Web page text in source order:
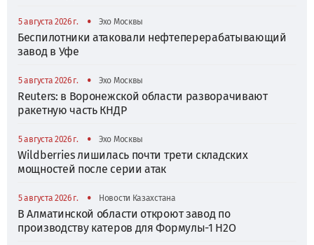
5 августа 2026 г. • Эхо Москвы
Беспилотники атаковали нефтеперерабатывающий
завод в Уфе
5 августа 2026 г. • Эхо Москвы
Reuters: в Воронежской области разворачивают
ракетную часть КНДР
5 августа 2026 г. • Эхо Москвы
Wildberries лишилась почти трети складских
мощностей после серии атак
5 августа 2026 г. • Новости Казахстана
В Алматинской области откроют завод по
производству катеров для Формулы-1 H2O